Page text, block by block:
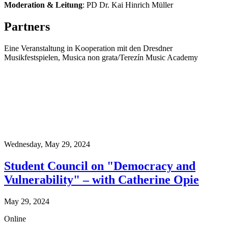
Moderation & Leitung: PD Dr. Kai Hinrich Müller
Partners
Eine Veranstaltung in Kooperation mit den Dresdner
Musikfestspielen, Musica non grata/Terezín Music Academy
Wednesday, May 29, 2024
Student Council on "Democracy and
Vulnerability" – with Catherine Opie
May 29, 2024
Online